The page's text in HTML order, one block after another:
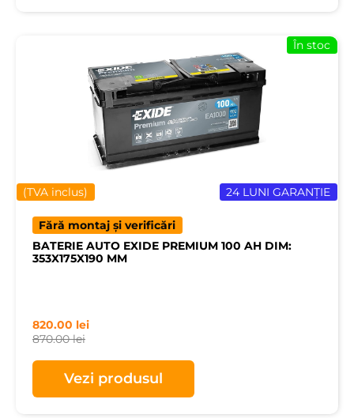
24 LUNI GARANȚIE
(TVA inclus)
În stoc
Fără montaj și verificări
BATERIE AUTO EXIDE PREMIUM 100 AH DIM:
353X175X190 MM
870.00lei
820.00 lei
Vezi produsul